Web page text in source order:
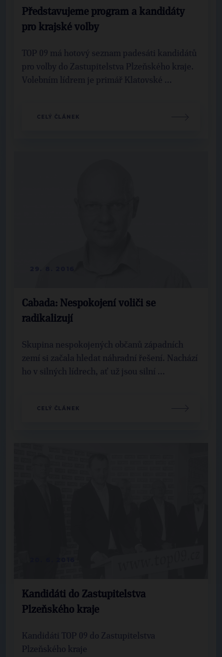
Představujeme program a kandidáty
pro krajské volby
TOP 09 má hotový seznam padesáti kandidátů
pro volby do Zastupitelstva Plzeňského kraje.
Volebním lídrem je primář Klatovské ...
CELÝ ČLÁNEK
Cabada: Nespokojení voliči se
radikalizují
Skupina nespokojených občanů západních
zemí si začala hledat náhradní řešení. Nachází
ho v silných lídrech, ať už jsou silní ...
CELÝ ČLÁNEK
Kandidáti do Zastupitelstva
Plzeňského kraje
Kandidáti TOP 09 do Zastupitelstva
Plzeňského kraje